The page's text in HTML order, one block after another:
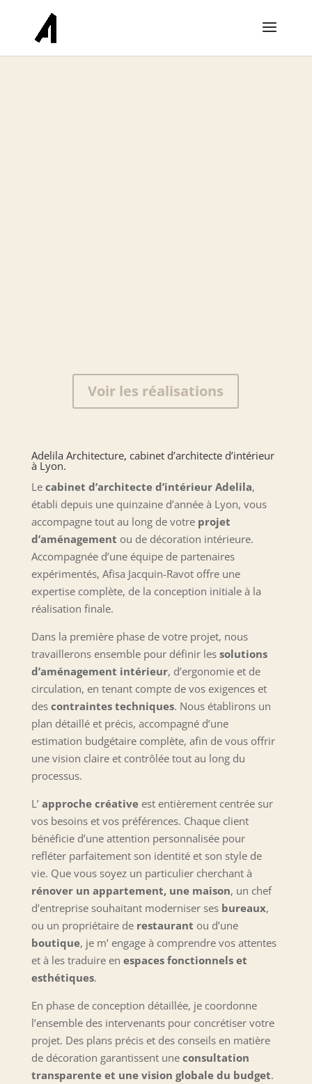
Voir les réalisations
Adelila Architecture, cabinet d’architecte d’intérieur
à Lyon.
Le cabinet d’architecte d’intérieur Adelila,
établi depuis une quinzaine d’année à Lyon, vous
accompagne tout au long de votre projet
d’aménagement ou de décoration intérieure.
Accompagnée d’une équipe de partenaires
expérimentés, Afisa Jacquin-Ravot offre une
expertise complète, de la conception initiale à la
réalisation finale.
Dans la première phase de votre projet, nous
travaillerons ensemble pour définir les solutions
d’aménagement intérieur, d’ergonomie et de
circulation, en tenant compte de vos exigences et
des contraintes techniques. Nous établirons un
plan détaillé et précis, accompagné d’une
estimation budgétaire complète, afin de vous offrir
une vision claire et contrôlée tout au long du
processus.
L’ approche créativeest entièrement centrée sur
vos besoins et vos préférences. Chaque client
bénéficie d’une attention personnalisée pour
refléter parfaitement son identité et son style de
vie. Que vous soyez un particulier cherchant à
rénover un appartement, une maison, un chef
d’entreprise souhaitant moderniser ses bureaux,
ou un propriétaire de restaurant ou d’une
boutique, je m’ engage à comprendre vos attentes
et à les traduire en espaces fonctionnels et
esthétiques.
En phase de conception détaillée, je coordonne
l’ensemble des intervenants pour concrétiser votre
projet. Des plans précis et des conseils en matière
de décoration garantissent une consultation
transparente et une vision globale du budget.